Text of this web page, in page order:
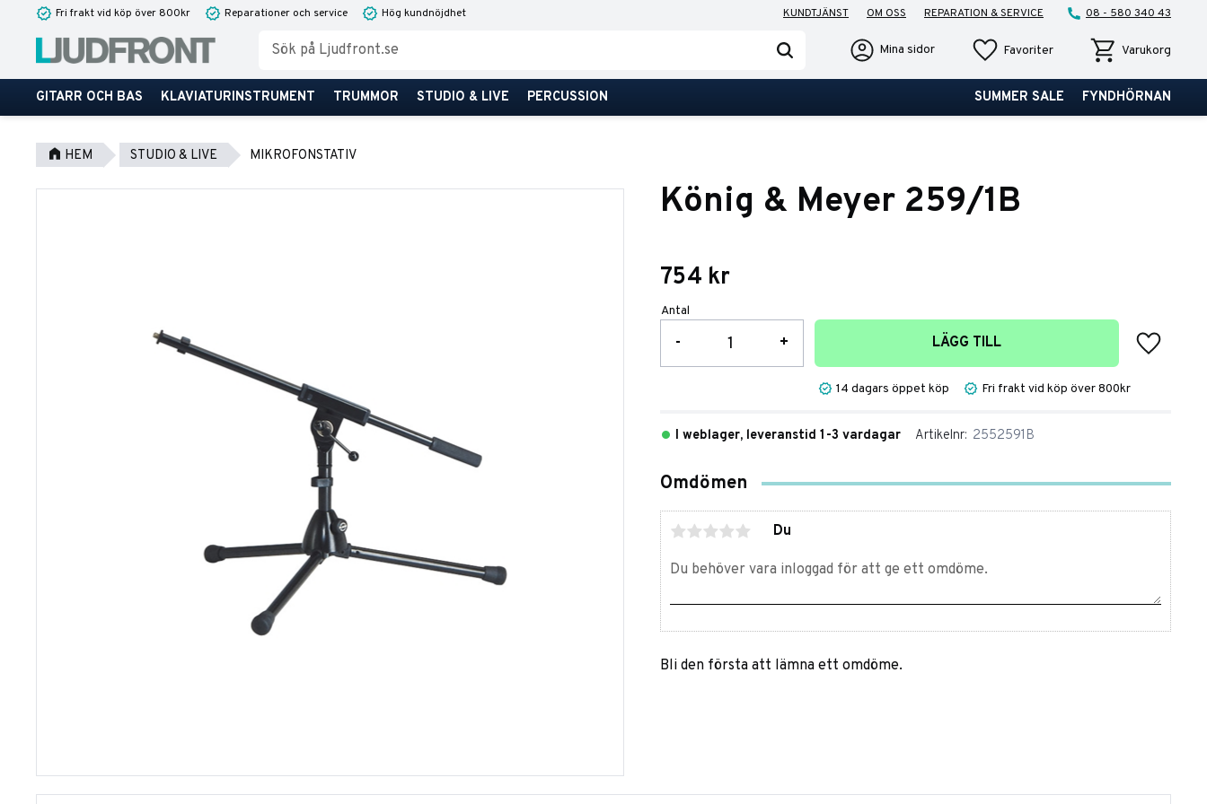
Fri frakt vid köp över 800kr Reparationer och service Hög kundnöjdhet KUNDTJÄNST OM OSS REPARATION & SERVICE 08 - 580 340 43
Mina sidor FavoriterFavoriter KundvagnVarukorg
GITARR OCH BAS KLAVIATURINSTRUMENT TRUMMOR STUDIO & LIVE PERCUSSION SUMMER SALE FYNDHÖRNAN
HEM STUDIO & LIVE MIKROFONSTATIV
König & Meyer 259/1B
754 kr
Antal
+
- LÄGG TILL
Lägg till
14 dagars öppet köp Fri frakt vid köp över 800kr
I weblager, leveranstid 1-3 vardagar Artikelnr 2552591B
Omdömen
Du
Bli den första att lämna ett omdöme.